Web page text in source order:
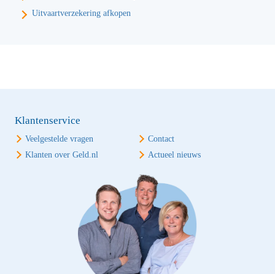
Uitvaartverzekering afkopen
Klantenservice
Veelgestelde vragen
Contact
Klanten over Geld.nl
Actueel nieuws